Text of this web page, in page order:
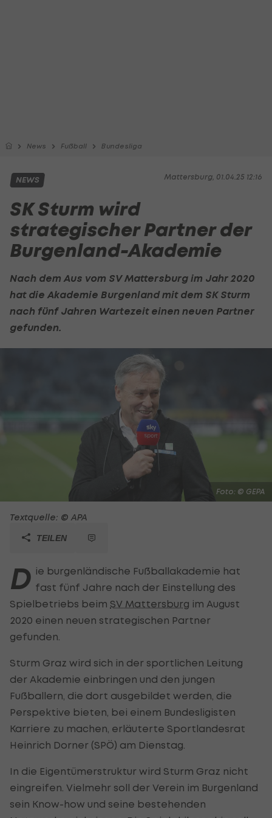
News Fußball Bundesliga
Mattersburg, 01.04.25 12:16
NEWS
SK Sturm wird
strategischer Partner der
Burgenland-Akademie
Nach dem Aus vom SV Mattersburg im Jahr 2020
hat die Akademie Burgenland mit dem SK Sturm
nach fünf Jahren Wartezeit einen neuen Partner
gefunden.
Foto: © GEPA
Textquelle: © APA
TEILEN
D ie burgenländische Fußballakademie hat
fast fünf Jahre nach der Einstellung des
Spielbetriebs beim SV Mattersburg im August
2020 einen neuen strategischen Partner
gefunden.
Sturm Graz wird sich in der sportlichen Leitung
der Akademie einbringen und den jungen
Fußballern, die dort ausgebildet werden, die
Perspektive bieten, bei einem Bundesligisten
Karriere zu machen, erläuterte Sportlandesrat
Heinrich Dorner (SPÖ) am Dienstag.
In die Eigentümerstruktur wird Sturm Graz nicht
eingreifen. Vielmehr soll der Verein im Burgenland
sein Know-how und seine bestehenden